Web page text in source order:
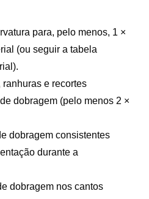
para, pelo menos, 1 ×
(ou seguir a tabela
ranhuras e recortes
dobragem (pelo menos 2 ×
dobragem consistentes
durante a
dobragem nos cantos